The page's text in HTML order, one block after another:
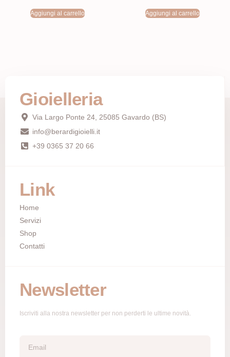
Aggiungi al carrello Aggiungi al carrello
Gioielleria
Via Largo Ponte 24, 25085 Gavardo (BS)
info@berardigioielli.it
+39 0365 37 20 66
Link
Home
Servizi
Shop
Contatti
Newsletter
Iscriviti alla nostra newsletter per non perderti le ultime novità.